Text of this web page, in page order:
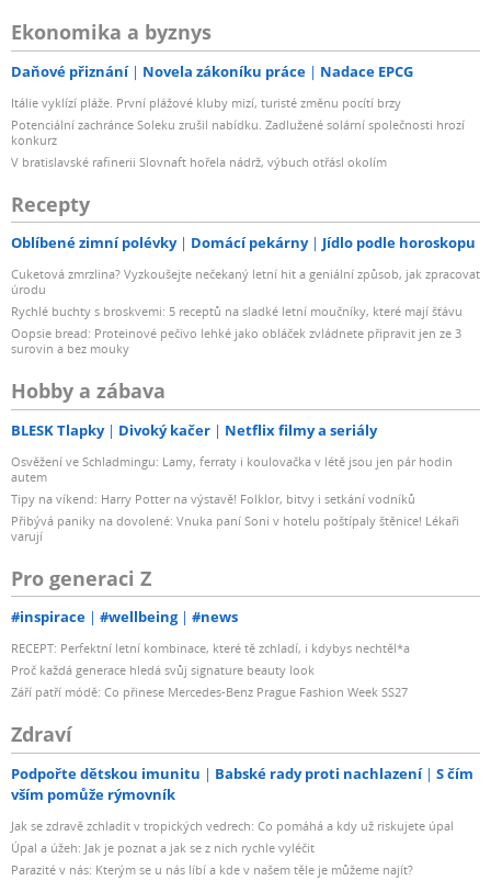
Ekonomika a byznys
Daňové přiznání Novela zákoníku práce Nadace EPCG
Itálie vyklízí pláže. První plážové kluby mizí, turisté změnu pocítí brzy
Potenciální zachránce Soleku zrušil nabídku. Zadlužené solární společnosti hrozí
konkurz
V bratislavské rafinerii Slovnaft hořela nádrž, výbuch otřásl okolím
Recepty
Oblíbené zimní polévky Domácí pekárny Jídlo podle horoskopu
Cuketová zmrzlina? Vyzkoušejte nečekaný letní hit a geniální způsob, jak zpracovat
úrodu
Rychlé buchty s broskvemi: 5 receptů na sladké letní moučníky, které mají šťávu
Oopsie bread: Proteinové pečivo lehké jako obláček zvládnete připravit jen ze 3
surovin a bez mouky
Hobby a zábava
BLESK Tlapky Divoký kačer Netflix filmy a seriály
Osvěžení ve Schladmingu: Lamy, ferraty i koulovačka v létě jsou jen pár hodin
autem
Tipy na víkend: Harry Potter na výstavě! Folklor, bitvy i setkání vodníků
Přibývá paniky na dovolené: Vnuka paní Soni v hotelu poštípaly štěnice! Lékaři
varují
Pro generaci Z
#inspirace #wellbeing #news
RECEPT: Perfektní letní kombinace, které tě zchladí, i kdybys nechtěl*a
Proč každá generace hledá svůj signature beauty look
Září patří módě: Co přinese Mercedes-Benz Prague Fashion Week SS27
Zdraví
Podpořte dětskou imunitu Babské rady proti nachlazení
S čím
vším pomůže rýmovník
Jak se zdravě zchladit v tropických vedrech: Co pomáhá a kdy už riskujete úpal
Úpal a úžeh: Jak je poznat a jak se z nich rychle vyléčit
Parazité v nás: Kterým se u nás líbí a kde v našem těle je můžeme najít?